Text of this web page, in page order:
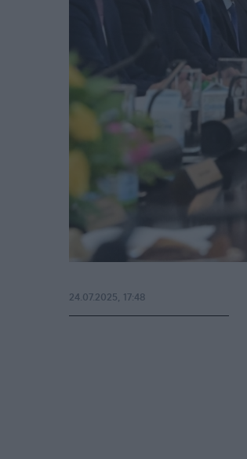
24.07.2025, 17:48